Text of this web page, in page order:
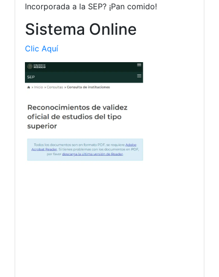
Incorporada a la SEP? ¡Pan comido!
Sistema Online
Clic Aquí